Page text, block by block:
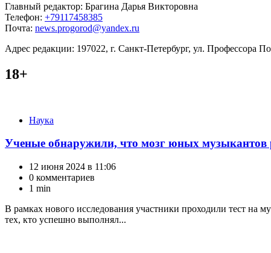
Главный редактор: Брагина Дарья Викторовна
Телефон: +79117458385
Почта: news.progorod@yandex.ru
Адрес редакции: 197022, г. Санкт-Петербург, ул.
18+
Категории
Наука
Ученые обнаружили, что мозг юных музыкантов
12 июня 2024 в 11:06
0 комментариев
1 min
В рамках нового исследования участники проходили тест на
тех, кто успешно выполнял...